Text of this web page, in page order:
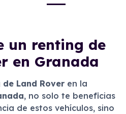
un renting de
en Granada
Land Rover en la
, no solo te beneficias
de estos vehículos, sino